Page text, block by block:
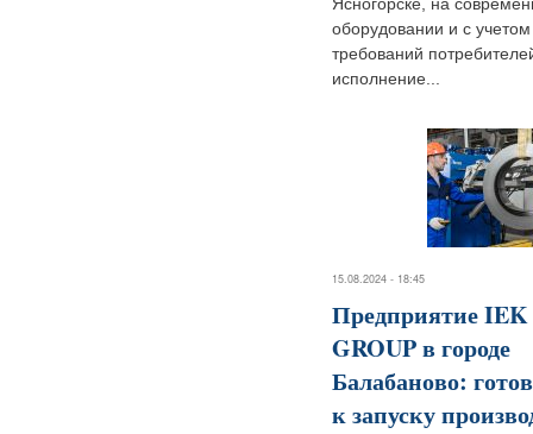
Ясногорске, на
оборудовании и с учетом
требований
исполнение...
15.08.2024 - 18:45
Предприятие IEK
GROUP в городе
Балабаново:
к запуску